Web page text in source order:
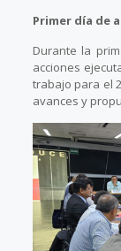
Primer día de
Durante la
acciones
trabajo para el
avances y